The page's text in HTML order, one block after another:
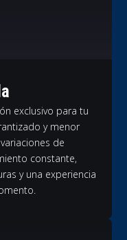
exclusivo para tu
y menor
de
constante,
y una experiencia